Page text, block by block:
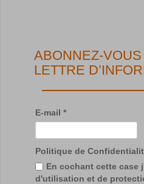
ABONNEZ-
LETTRE
E-mail *
Politique de
En cochant cette case
d'utilisation et de